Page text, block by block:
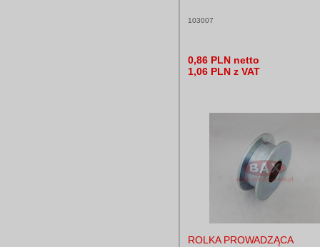
103007
0,86 PLN netto
1,06 PLN z VAT
ROLKA PROWADZĄCA